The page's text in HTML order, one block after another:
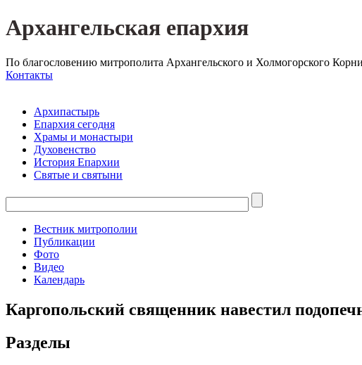
Архангельская епархия
По благословению митрополита Архангельского и Холмогорского
Контакты
Архипастырь
Епархия сегодня
Храмы и монастыри
Духовенство
История Епархии
Святые и святыни
Вестник митрополии
Публикации
Фото
Видео
Календарь
Каргопольский священник навестил
Разделы